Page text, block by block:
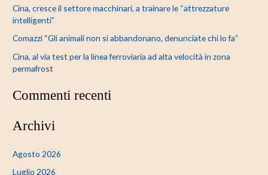
Cina, cresce il settore macchinari, a trainare le “attrezzature
intelligenti”
Comazzi “Gli animali non si abbandonano, denunciate chi lo fa”
Cina, al via test per la linea ferroviaria ad alta velocità in zona
permafrost
Commenti recenti
Archivi
Agosto 2026
Luglio 2026